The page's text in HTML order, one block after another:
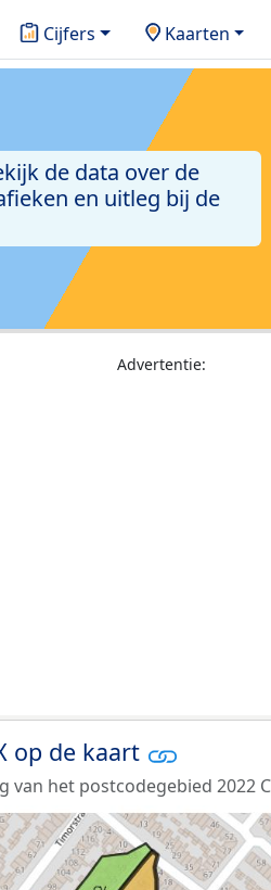
Cijfers Kaarten
de data over de
en uitleg bij de
Advertentie:
op de kaart
van het postcodegebied 2022